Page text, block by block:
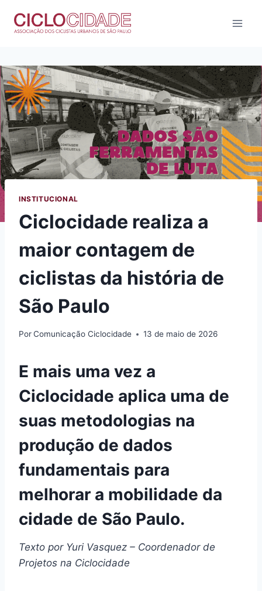
para
INSTITUCIONAL
Ciclocidade realiza a
maior contagem de
ciclistas da história de
São Paulo
PorComunicação Ciclocidade 13 de maio de 2026
E mais uma vez a
Ciclocidade aplica uma de
suas metodologias na
produção de dados
fundamentais para
melhorar a mobilidade da
cidade de São Paulo.
Texto por Yuri Vasquez – Coordenador de
Projetos na Ciclocidade